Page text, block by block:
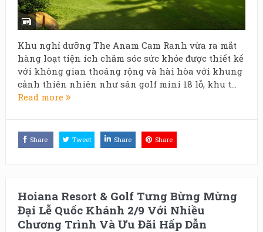
Khu nghỉ dưỡng The Anam Cam Ranh vừa ra mắt
hàng loạt tiện ích chăm sóc sức khỏe được thiết kế
với không gian thoáng rộng và hài hòa với khung
cảnh thiên nhiên như sân golf mini 18 lỗ, khu t...
Read more
Share Tweet Share Share
Hoiana Resort & Golf Tưng Bừng Mừng
Đại Lễ Quốc Khánh 2/9 Với Nhiều
Chương Trình Và Ưu Đãi Hấp Dẫn